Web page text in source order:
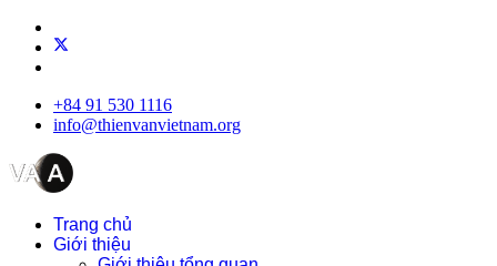
+84 91 530 1116
info@thienvanvietnam.org
Trang chủ
Giới thiệu